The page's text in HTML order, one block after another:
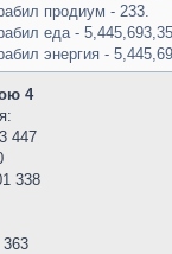
продиум - 233.
еда -
энергия -
4
447
338
363